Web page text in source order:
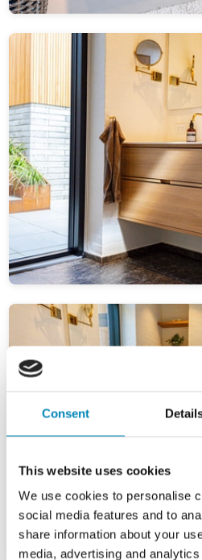
Consent
This website uses cookies
We use cookies to personalise
social media features and to
share information about your
media, advertising and